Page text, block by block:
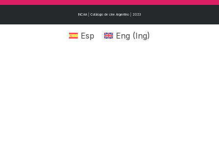
INCAA | Catálogo de cine Argentino | 2023
Esp Eng (Ing)